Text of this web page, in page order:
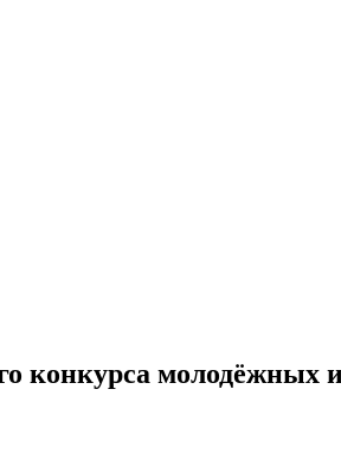
конкурса молодёжных